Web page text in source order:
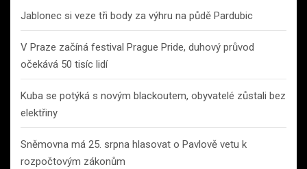
Jablonec si veze tři body za výhru na půdě Pardubic
V Praze začíná festival Prague Pride, duhový průvod
očekává 50 tisíc lidí
Kuba se potýká s novým blackoutem, obyvatelé zůstali bez
elektřiny
Sněmovna má 25. srpna hlasovat o Pavlově vetu k
rozpočtovým zákonům